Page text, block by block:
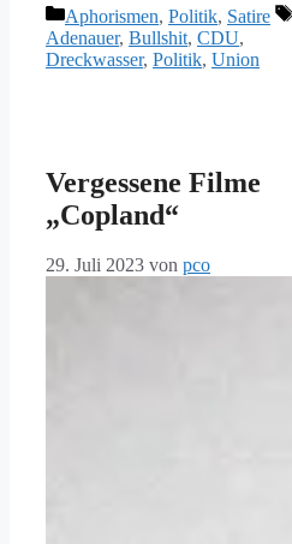
Kategorien
Aphorismen, Politik, Satire
Adenauer, Bullshit, CDU,
Dreckwasser, Politik, Union
Vergessene Filme
„Copland“
29. Juli 2023 von pco